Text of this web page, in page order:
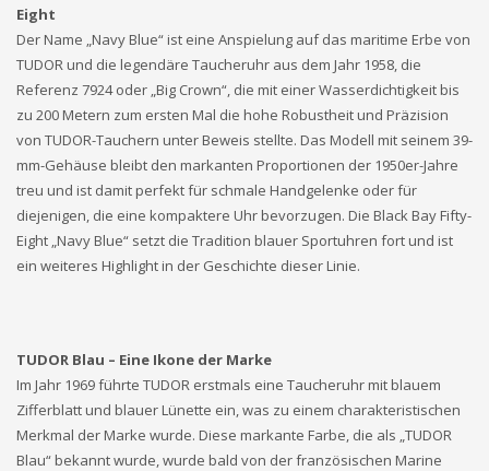
Eight
Der Name „Navy Blue“ ist eine Anspielung auf das maritime Erbe von
TUDOR und die legendäre Taucheruhr aus dem Jahr 1958, die
Referenz 7924 oder „Big Crown“, die mit einer Wasserdichtigkeit bis
zu 200 Metern zum ersten Mal die hohe Robustheit und Präzision
von TUDOR-Tauchern unter Beweis stellte. Das Modell mit seinem 39-
mm-Gehäuse bleibt den markanten Proportionen der 1950er-Jahre
treu und ist damit perfekt für schmale Handgelenke oder für
diejenigen, die eine kompaktere Uhr bevorzugen. Die Black Bay Fifty-
Eight „Navy Blue“ setzt die Tradition blauer Sportuhren fort und ist
ein weiteres Highlight in der Geschichte dieser Linie.
TUDOR Blau – Eine Ikone der Marke
Im Jahr 1969 führte TUDOR erstmals eine Taucheruhr mit blauem
Zifferblatt und blauer Lünette ein, was zu einem charakteristischen
Merkmal der Marke wurde. Diese markante Farbe, die als „TUDOR
Blau“ bekannt wurde, wurde bald von der französischen Marine